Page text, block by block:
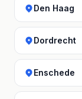
Den Haag
Dordrecht
Enschede